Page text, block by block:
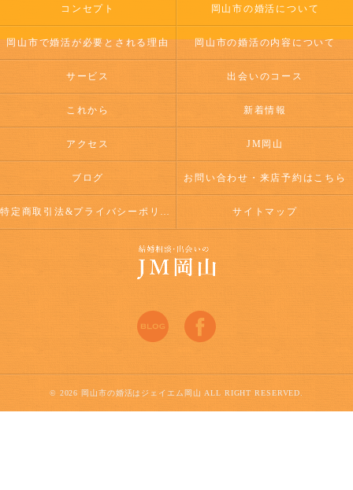
コンセプト 岡山市の婚活について
岡山市で婚活が必要とされる理由 岡山市の婚活の内容について
サービス 出会いのコース
これから 新着情報
アクセス JM岡山
ブログ お問い合わせ・来店予約はこちら
特定商取引法&プライバシーポリシー サイトマップ
© 2026 岡山市の婚活はジェイエム岡山 ALL RIGHT RESERVED.